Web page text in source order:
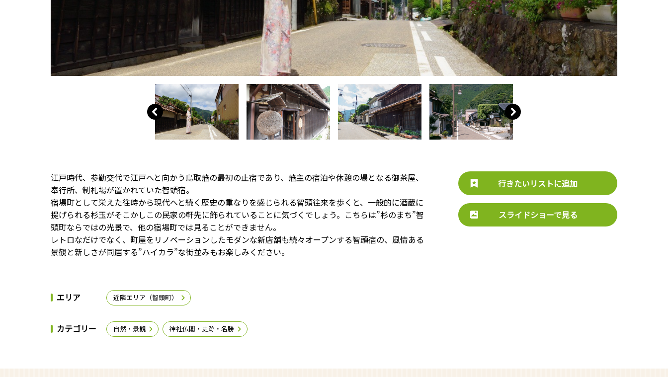
江戸時代、参勤交代で江戸へと向かう鳥取藩の最初の止宿であり、藩主の宿泊や休憩の場となる御茶屋、
奉行所、制札場が置かれていた智頭宿。
宿場町として栄えた往時から現代へと続く歴史の重なりを感じられる智頭往来を歩くと、一般的に酒蔵に
提げられる杉玉がそこかしこの民家の軒先に飾られていることに気づくでしょう。こちらは”杉のまち”智
頭町ならではの光景で、他の宿場町では見ることができません。
レトロなだけでなく、町屋をリノベーションしたモダンな新店舗も続々オープンする智頭宿の、風情ある
景観と新しさが同居する”ハイカラ”な街並みもお楽しみください。
エリア 近隣エリア（智頭町）
カテゴリー 自然・景観 神社仏閣・史跡・名勝
行きたいリストに追加
スライドショーで見る